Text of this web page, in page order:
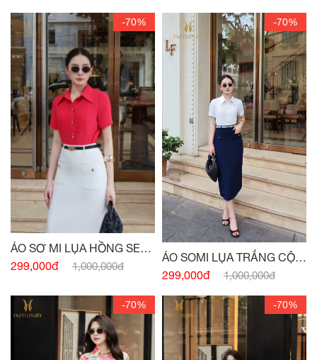
-70%
ÁO SƠ MI LỤA HỒNG SEN
BẤU LY THÂN
299,000đ 1,000,000đ
-70%
ÁO SOMI LỤA TRẮNG CỘC
TAY BẤU MÍ THÂN
299,000đ 1,000,000đ
-70% -70%